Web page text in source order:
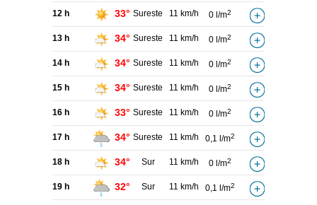
12 h 33° Sureste 11 km/h 0 l/m2
13 h 34° Sureste 11 km/h 0 l/m2
14 h 34° Sureste 11 km/h 0 l/m2
15 h 34° Sureste 11 km/h 0 l/m2
16 h 33° Sureste 11 km/h 0 l/m2
17 h 34° Sureste 11 km/h 0,1 l/m2
18 h 34° Sur 11 km/h 0 l/m2
19 h 32° Sur 11 km/h 0,1 l/m2